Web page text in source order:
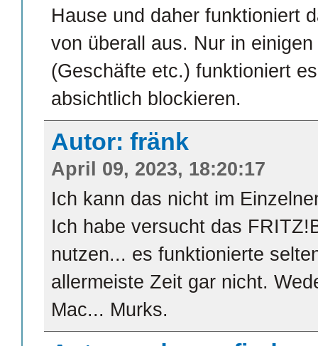
Hause und daher funktioniert
von überall aus. Nur in
(Geschäfte etc.) funktioniert
absichtlich blockieren.
Autor: fränk
April 09, 2023, 18:20:17
Ich kann das nicht im
Ich habe versucht das
nutzen... es funktionierte
allermeiste Zeit gar nicht.
Mac... Murks.